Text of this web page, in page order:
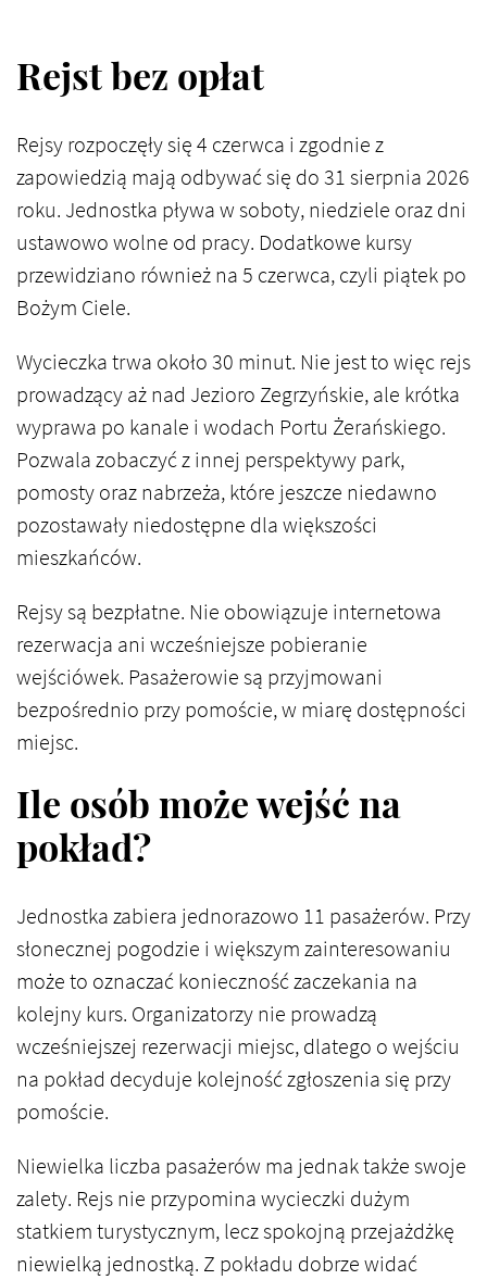
Rejst bez opłat
Rejsy rozpoczęły się 4 czerwca i zgodnie z
zapowiedzią mają odbywać się do 31 sierpnia 2026
roku. Jednostka pływa w soboty, niedziele oraz dni
ustawowo wolne od pracy. Dodatkowe kursy
przewidziano również na 5 czerwca, czyli piątek po
Bożym Ciele.
Wycieczka trwa około 30 minut. Nie jest to więc rejs
prowadzący aż nad Jezioro Zegrzyńskie, ale krótka
wyprawa po kanale i wodach Portu Żerańskiego.
Pozwala zobaczyć z innej perspektywy park,
pomosty oraz nabrzeża, które jeszcze niedawno
pozostawały niedostępne dla większości
mieszkańców.
Rejsy są bezpłatne. Nie obowiązuje internetowa
rezerwacja ani wcześniejsze pobieranie
wejściówek. Pasażerowie są przyjmowani
bezpośrednio przy pomoście, w miarę dostępności
miejsc.
Ile osób może wejść na
pokład?
Jednostka zabiera jednorazowo 11 pasażerów. Przy
słonecznej pogodzie i większym zainteresowaniu
może to oznaczać konieczność zaczekania na
kolejny kurs. Organizatorzy nie prowadzą
wcześniejszej rezerwacji miejsc, dlatego o wejściu
na pokład decyduje kolejność zgłoszenia się przy
pomoście.
Niewielka liczba pasażerów ma jednak także swoje
zalety. Rejs nie przypomina wycieczki dużym
statkiem turystycznym, lecz spokojną przejażdżkę
niewielką jednostką. Z pokładu dobrze widać